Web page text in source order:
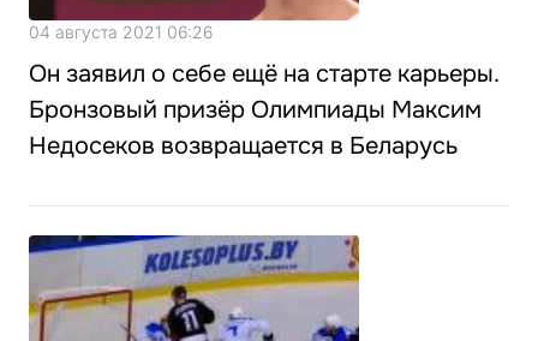
04 августа 2021 06:26
Он заявил о себе ещё на старте карьеры.
Бронзовый призёр Олимпиады Максим
Недосеков возвращается в Беларусь